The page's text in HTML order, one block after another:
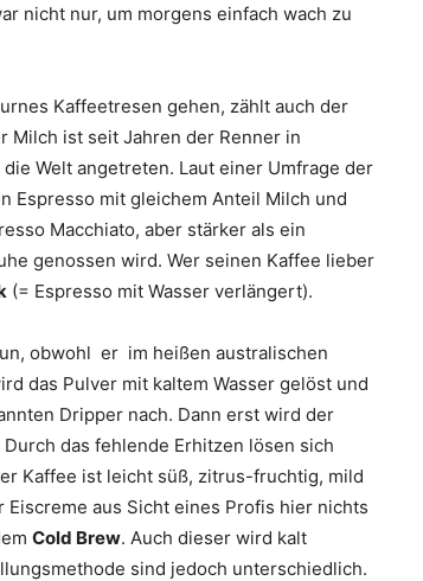
nicht nur, um morgens einfach wach zu
Kaffeetresen gehen, zählt auch der
Milch ist seit Jahren der Renner in
Welt angetreten. Laut einer Umfrage der
Espresso mit gleichem Anteil Milch und
Macchiato, aber stärker als ein
genossen wird. Wer seinen Kaffee lieber
(= Espresso mit Wasser verlängert).
obwohl er im heißen australischen
das Pulver mit kaltem Wasser gelöst und
Dripper nach. Dann erst wird der
das fehlende Erhitzen lösen sich
Kaffee ist leicht süß, zitrus-fruchtig, mild
aus Sicht eines Profis hier nichts
Cold Brew. Auch dieser wird kalt
sind jedoch unterschiedlich.